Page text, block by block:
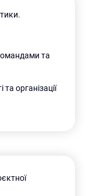
та
та організації